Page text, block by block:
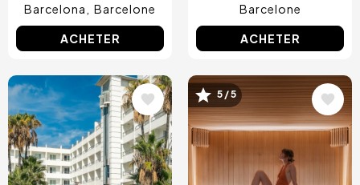
Barcelona
Barcelone
ACHETER
Barcelone
ACHETER
Image Image
5 / 5